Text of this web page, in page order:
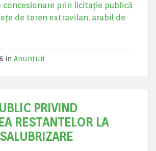
concesionare prin licitație publică
de teren extravilan, arabil de
in Anunțuri
PRIVIND
RESTANTELOR LA